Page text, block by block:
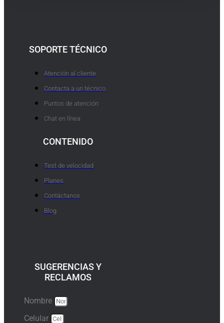
SOPORTE TÉCNICO
Atención al cliente
Contacta a un técnico
Puntos de atención
Chat en línea
CONTENIDO
Test de velocidad
Planes
Contáctanos
Blog
SUGERENCIAS Y
RECLAMOS
Nombre
Celular